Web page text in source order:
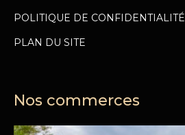
POLITIQUE DE CONFIDENTIALITÉ
PLAN DU SITE
Nos commerces